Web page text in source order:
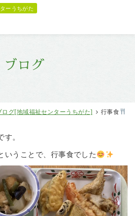
ブログ
ログ[地域福祉センターうちがた] 行事食
ーうちがた
。
いうことで、行事食でした